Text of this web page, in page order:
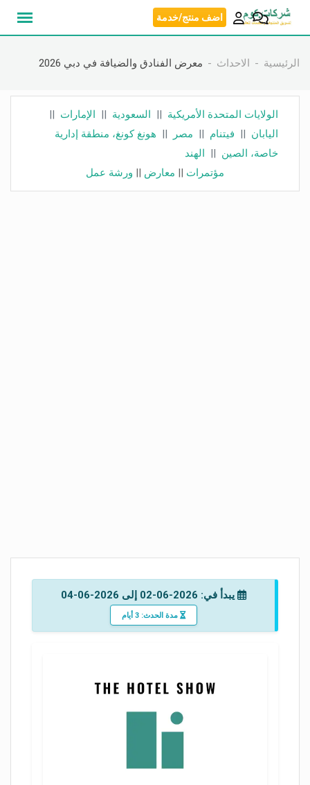
انتقل
اضف منتج/خدمة
الرئيسية الاحداث معرض الفنادق والضيافة في دبي 2026
الولايات المتحدة الأمريكية || السعودية || الإمارات ||
اليابان || فيتنام || مصر || هونغ كونغ، منطقة إدارية
خاصة، الصين || الهند
مؤتمرات || معارض || ورشة عمل
يبدأ في: 2026-06-02 إلى 2026-06-04
مدة الحدث: 3 أيام